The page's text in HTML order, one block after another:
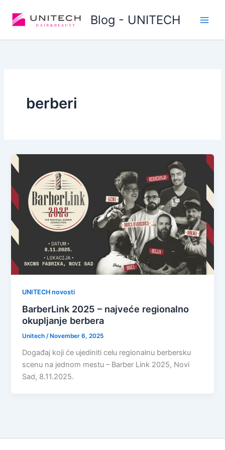
Blog - UNITECH
berberi
UNITECH novosti
BarberLink 2025 – najveće regionalno
okupljanje berbera
Unitech/ November 6, 2025
Događaj koji će ujediniti celu regionalnu berbersku
scenu na jednom mestu – Barber Link 2025, Novi
Sad, 8.11.2025.